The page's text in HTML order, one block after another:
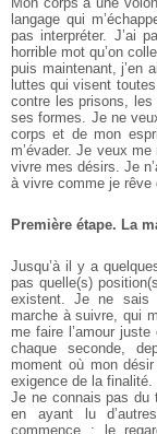
langage qui
pas interpréter. J’ai
horrible mot qu’on
puis maintenant, j’en
luttes qui visent
contre les prisons, les
ses formes. Je ne
corps et de mon
m’évader. Je veux
vivre mes désirs. Je
à vivre comme je rêve
Première étape. La
Jusqu’à il y a
pas quelle(s)
existent. Je ne sais
marche à suivre, qui
me faire l’amour
chaque seconde,
moment où mon
exigence de la finalité.
Je ne connais pas du
en ayant lu
commence : le